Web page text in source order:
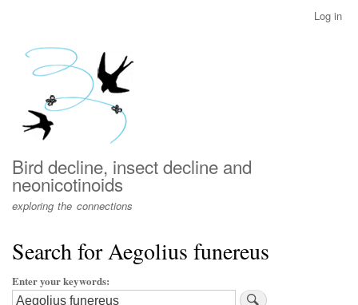
menu
Log in
Bird decline, insect decline and
neonicotinoids
exploring the connections
Search for Aegolius funereus
Enter your keywords